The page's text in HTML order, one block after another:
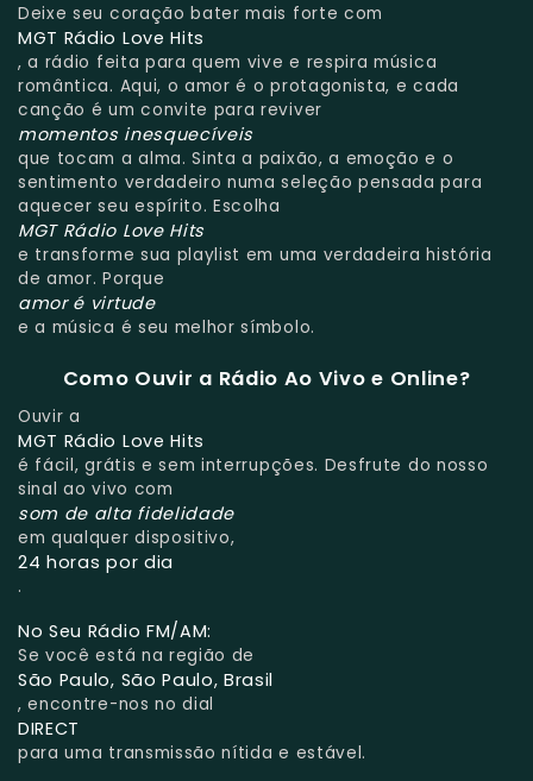
Deixe seu coração bater mais forte com
MGT Rádio Love Hits
, a rádio feita para quem vive e respira música
romântica. Aqui, o amor é o protagonista, e cada
canção é um convite para reviver
momentos inesquecíveis
que tocam a alma. Sinta a paixão, a emoção e o
sentimento verdadeiro numa seleção pensada para
aquecer seu espírito. Escolha
MGT Rádio Love Hits
e transforme sua playlist em uma verdadeira história
de amor. Porque
amor é virtude
e a música é seu melhor símbolo.
Como Ouvir a Rádio Ao Vivo e Online?
Ouvir a
MGT Rádio Love Hits
é fácil, grátis e sem interrupções. Desfrute do nosso
sinal ao vivo com
som de alta fidelidade
em qualquer dispositivo,
24 horas por dia
.
No Seu Rádio FM/AM:
Se você está na região de
São Paulo, São Paulo, Brasil
, encontre-nos no dial
DIRECT
para uma transmissão nítida e estável.